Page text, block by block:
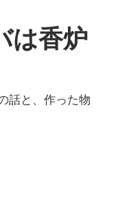
は香炉
話と、作った物